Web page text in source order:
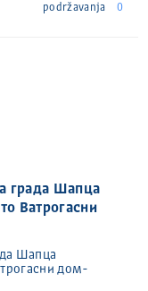
podržavanja
0
града Шапца
Ватрогасни
Шапца
дом-